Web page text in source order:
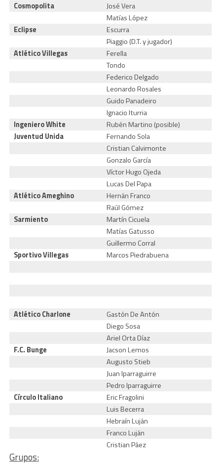
Cosmopolita
José Vera
Matías López
Eclipse
Escurra
Piaggio (D.T. y jugador)
Atlético Villegas
Ferella
Tondo
Federico Delgado
Leonardo Rosales
Guido Panadeiro
Ignacio Iturria
Ingeniero White
Rubén Martino (posible)
Juventud Unida
Fernando Sola
Cristian Calvimonte
Gonzalo García
Víctor Hugo Ojeda
Lucas Del Papa
Atlético Ameghino
Hernán Franco
Raúl Gómez
Sarmiento
Martín Cicuela
Matías Gatusso
Guillermo Corral
Sportivo Villegas
Marcos Piedrabuena
Atlético Charlone
Gastón De Antón
Diego Sosa
Ariel Orta Díaz
F.C. Bunge
Jacson Lemos
Augusto Stieb
Juan Iparraguirre
Pedro Iparraguirre
Círculo Italiano
Eric Fragolini
Luis Becerra
Hebraín Luján
Franco Luján
Cristian Páez
Grupos: